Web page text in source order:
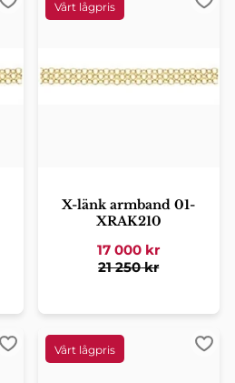
Lägg till i favoriter
X-länk armband 01-
XRAK210
17 000 kr
21 250kr
Lägg till i favoriter